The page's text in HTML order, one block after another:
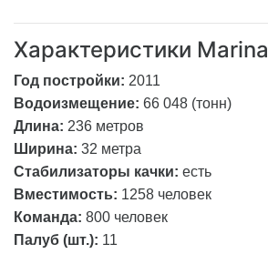
Характеристики Marina
Год постройки: 2011
Водоизмещение: 66 048 (тонн)
Длина: 236 метров
Ширина: 32 метра
Стабилизаторы качки: есть
Вместимость: 1258 человек
Команда: 800 человек
Палуб (шт.): 11